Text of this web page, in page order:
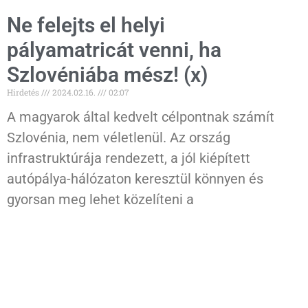
Ne felejts el helyi
pályamatricát venni, ha
Szlovéniába mész! (x)
Hirdetés 2024.02.16. 02:07
A magyarok által kedvelt célpontnak számít
Szlovénia, nem véletlenül. Az ország
infrastruktúrája rendezett, a jól kiépített
autópálya-hálózaton keresztül könnyen és
gyorsan meg lehet közelíteni a